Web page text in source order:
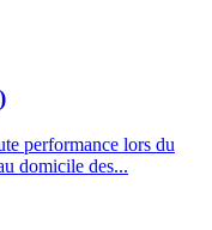
performance lors du
domicile des...